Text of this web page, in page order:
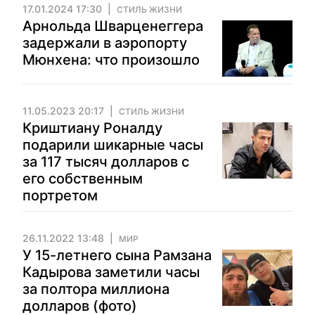
17.01.2024 17:30 СТИЛЬ ЖИЗНИ
Арнольда Шварценеггера
задержали в аэропорту
Мюнхена: что произошло
11.05.2023 20:17 СТИЛЬ ЖИЗНИ
Криштиану Роналду
подарили шикарные часы
за 117 тысяч долларов с
его собственным
портретом
26.11.2022 13:48 МИР
У 15-летнего сына Рамзана
Кадырова заметили часы
за полтора миллиона
долларов (фото)